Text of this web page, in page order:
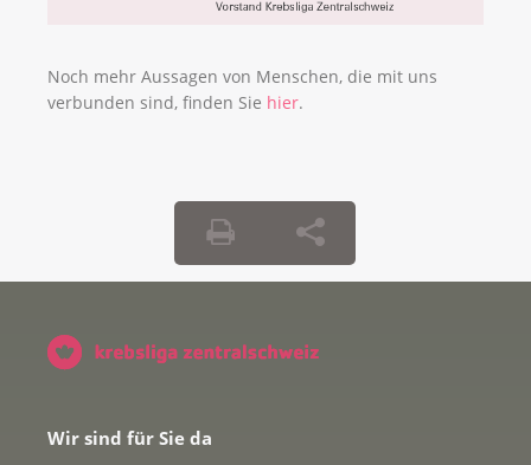
Noch mehr Aussagen von Menschen, die mit uns
verbunden sind, finden Sie hier.
Wir sind für Sie da